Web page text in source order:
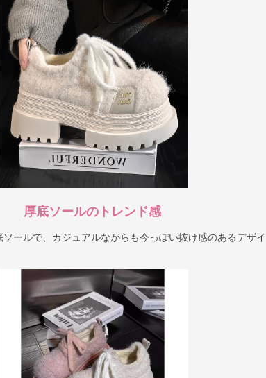
厚底ソールのトレンド感
ールで、カジュアルながらも今っぽい抜け感のあるデザイ